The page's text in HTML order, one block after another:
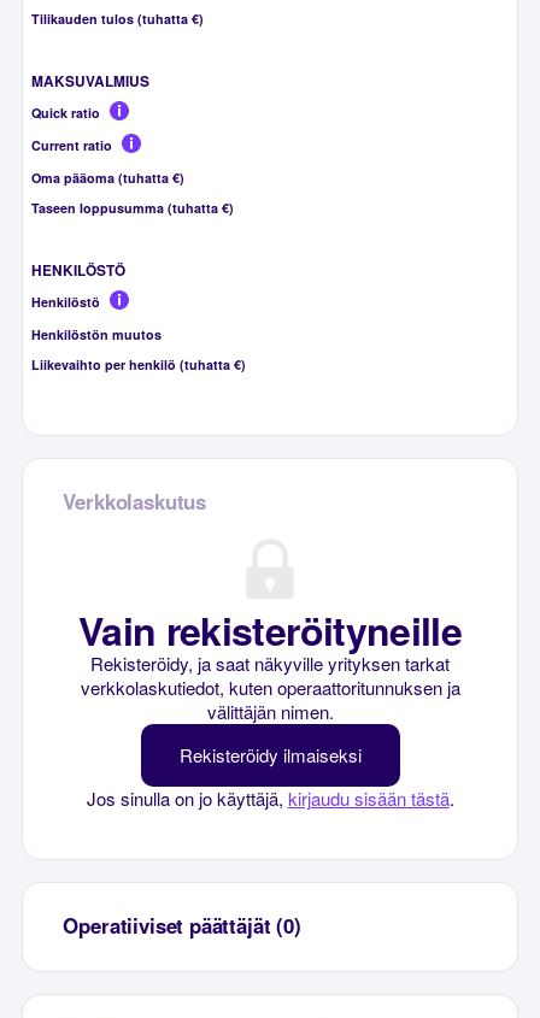
Tilikauden tulos (tuhatta €)
MAKSUVALMIUS
Quick ratio
Current ratio
Oma pääoma (tuhatta €)
Taseen loppusumma (tuhatta €)
HENKILÖSTÖ
Henkilöstö
Henkilöstön muutos
Liikevaihto per henkilö (tuhatta €)
Verkkolaskutus
Vain rekisteröityneille
Rekisteröidy, ja saat näkyville yrityksen tarkat
verkkolaskutiedot, kuten operaattoritunnuksen ja
välittäjän nimen.
Rekisteröidy ilmaiseksi
Jos sinulla on jo käyttäjä, kirjaudu sisään tästä.
Operatiiviset päättäjät (0)